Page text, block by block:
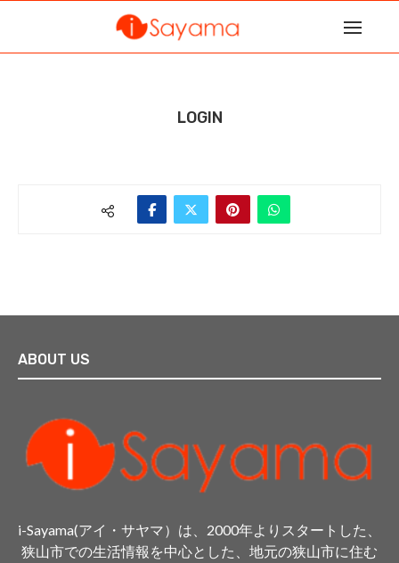
LOGIN
ABOUT US
i-Sayama(アイ・サヤマ）は、2000年よりスタートした、
狭山市での生活情報を中心とした、地元の狭山市に住む